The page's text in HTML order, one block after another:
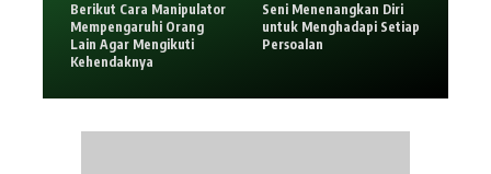
Berikut Cara Manipulator
Mempengaruhi Orang
Lain Agar Mengikuti
Kehendaknya
Seni Menenangkan Diri
untuk Menghadapi Setiap
Persoalan